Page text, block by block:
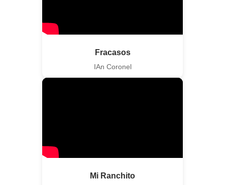
Fracasos
IAn Coronel
Mi Ranchito